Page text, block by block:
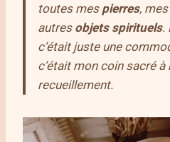
toutes mes pierres,
autres objets spirituels.
c’était juste une
c’était mon coin sacré à
recueillement.